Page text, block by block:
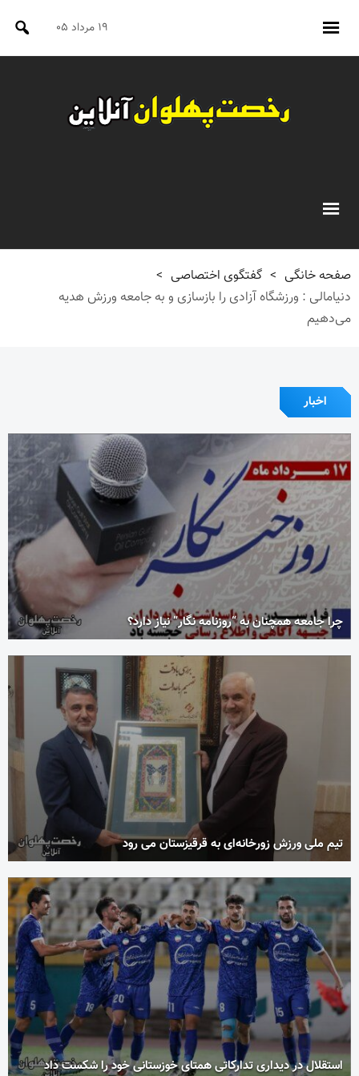
۱۹ مرداد ۰۵
صفحه خانگی > گفتگوی اختصاصی >
دنیامالی : ورزشگاه آزادی را بازسازی و به جامعه ورزش هدیه
می‌دهیم
اخبار
چرا جامعه همچنان به “روزنامه نگار” نیاز دارد؟
تیم ملی ورزش زورخانه‌ای به قرقیزستان می رود
استقلال در دیداری تدارکاتی همتای خوزستانی خود را شکست داد